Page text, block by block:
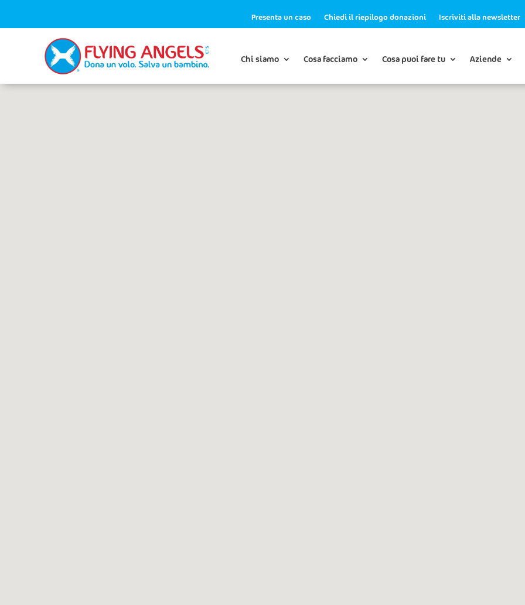
Presenta un caso Chiedi il riepilogo donazioni Iscriviti alla newsletter
Chi siamo Cosa facciamo Cosa puoi fare tu Aziende